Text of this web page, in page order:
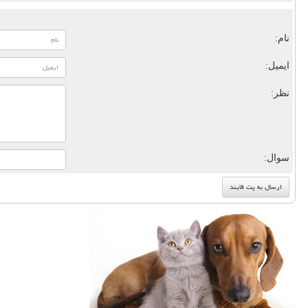
نام:
ایمیل:
نظر:
سوال: